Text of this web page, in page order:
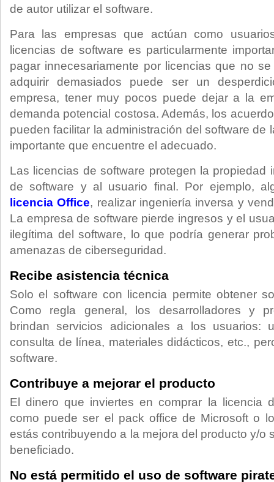
de autor utilizar el software.
Para las empresas que actúan como
licencias de software es particularmente
pagar innecesariamente por licencias que no
adquirir demasiados puede ser un
empresa, tener muy pocos puede dejar a la
demanda potencial costosa. Además, los
pueden facilitar la administración del software de
importante que encuentre el adecuado.
Las licencias de software protegen la propiedad
de software y al usuario final. Por ejemplo,
licencia Office, realizar ingeniería inversa y
La empresa de software pierde ingresos y el
ilegítima del software, lo que podría generar
amenazas de ciberseguridad.
Recibe asistencia técnica
Solo el software con licencia permite obtener
Como regla general, los desarrolladores y
brindan servicios adicionales a los usuarios:
consulta de línea, materiales didácticos, etc.,
software.
Contribuye a mejorar el producto
El dinero que inviertes en comprar la licencia
como puede ser el pack office de Microsoft o
estás contribuyendo a la mejora del producto y/o
beneficiado.
No está permitido el uso de software